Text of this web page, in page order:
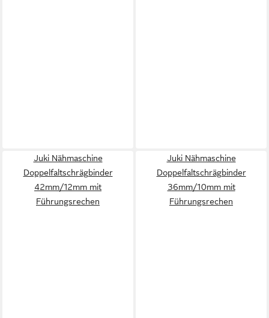
Juki Nähmaschine
Doppelfaltschrägbinder
42mm/12mm mit
Führungsrechen
Juki Nähmaschine
Doppelfaltschrägbinder
36mm/10mm mit
Führungsrechen